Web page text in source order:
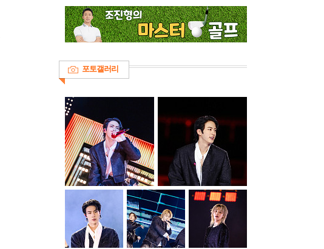
포토갤러리